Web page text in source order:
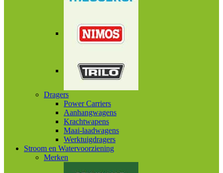
Dragers
Power Carriers
Aanhangwagens
Krachtwapens
Maai-laadwagens
Werktuigdragers
Stroom en Watervoorziening
Merken